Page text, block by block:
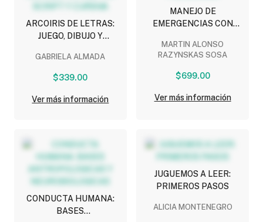
ARCOIRIS DE LETRAS:
JUEGO, DIBUJO Y
ESCRIBIR CON LETRA
SCRIPT Y CURSIVA
GABRIELA ALMADA
$339.00
Ver más información
MANEJO DE
EMERGENCIAS CON
PELIGROSOS
MARTIN ALONSO
RAZYNSKAS SOSA
$699.00
Ver más información
CONDUCTA HUMANA:
BASES
JUGUEMOS A LEER:
PRIMEROS PASOS
ALICIA MONTENEGRO